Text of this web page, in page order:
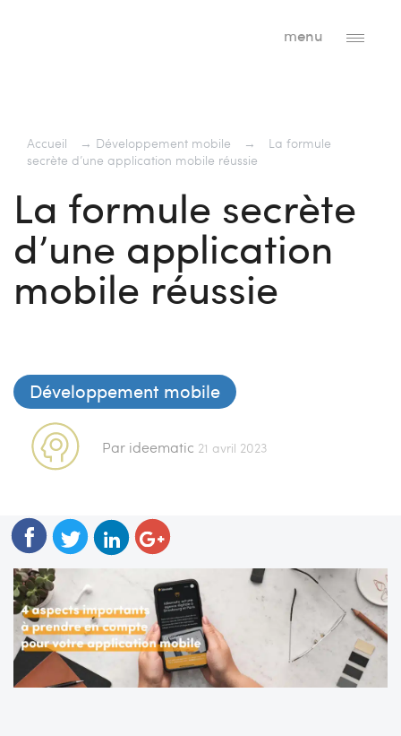
menu
Accueil → Développement mobile →
La formule
secrète d’une application mobile réussie
La formule secrète
d’une application
mobile réussie
Développement mobile
Par ideematic 21 avril 2023